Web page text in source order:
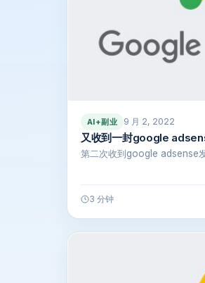
AI+副业 9 月 2, 2022
又收到一封google
第二次收到google adsense发
3 分钟